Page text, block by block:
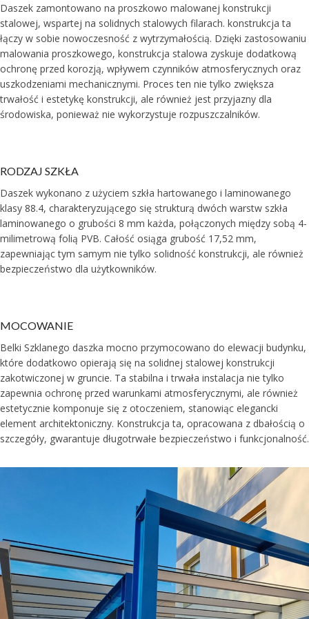
Daszek zamontowano na proszkowo malowanej konstrukcji
stalowej, wspartej na solidnych stalowych filarach. konstrukcja ta
łączy w sobie nowoczesność z wytrzymałością. Dzięki zastosowaniu
malowania proszkowego, konstrukcja stalowa zyskuje dodatkową
ochronę przed korozją, wpływem czynników atmosferycznych oraz
uszkodzeniami mechanicznymi. Proces ten nie tylko zwiększa
trwałość i estetykę konstrukcji, ale również jest przyjazny dla
środowiska, ponieważ nie wykorzystuje rozpuszczalników.
RODZAJ SZKŁA
Daszek wykonano z użyciem szkła hartowanego i laminowanego
klasy 88.4, charakteryzującego się strukturą dwóch warstw szkła
laminowanego o grubości 8 mm każda, połączonych między sobą 4-
milimetrową folią PVB. Całość osiąga grubość 17,52 mm,
zapewniając tym samym nie tylko solidność konstrukcji, ale również
bezpieczeństwo dla użytkowników.
MOCOWANIE
Belki Szklanego daszka mocno przymocowano do elewacji budynku,
które dodatkowo opierają się na solidnej stalowej konstrukcji
zakotwiczonej w gruncie. Ta stabilna i trwała instalacja nie tylko
zapewnia ochronę przed warunkami atmosferycznymi, ale również
estetycznie komponuje się z otoczeniem, stanowiąc elegancki
element architektoniczny. Konstrukcja ta, opracowana z dbałością o
szczegóły, gwarantuje długotrwałe bezpieczeństwo i funkcjonalność.